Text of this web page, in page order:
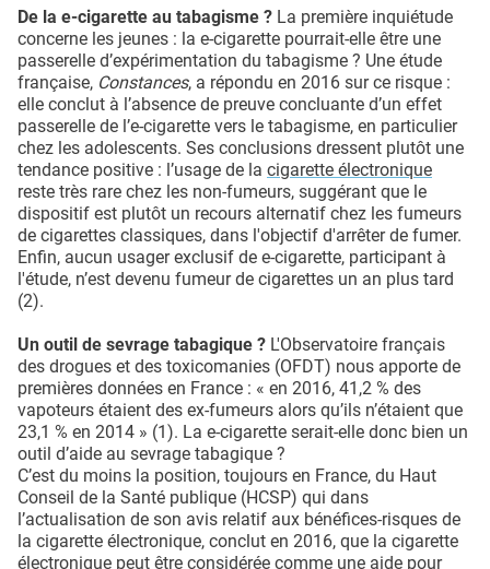
De la e-cigarette au tabagisme ? La première inquiétude
concerne les jeunes : la e-cigarette pourrait-elle être une
passerelle d’expérimentation du tabagisme ? Une étude
française, Constances, a répondu en 2016 sur ce risque :
elle conclut à l’absence de preuve concluante d’un effet
passerelle de l’e-cigarette vers le tabagisme, en particulier
chez les adolescents. Ses conclusions dressent plutôt une
tendance positive : l’usage de la cigarette électronique
reste très rare chez les non-fumeurs, suggérant que le
dispositif est plutôt un recours alternatif chez les fumeurs
de cigarettes classiques, dans l'objectif d'arrêter de fumer.
Enfin, aucun usager exclusif de e-cigarette, participant à
l'étude, n’est devenu fumeur de cigarettes un an plus tard
(2).
Un outil de sevrage tabagique ? L'Observatoire français
des drogues et des toxicomanies (OFDT) nous apporte de
premières données en France : « en 2016, 41,2 % des
vapoteurs étaient des ex-fumeurs alors qu’ils n’étaient que
23,1 % en 2014 » (1). La e-cigarette serait-elle donc bien un
outil d’aide au sevrage tabagique ?
C’est du moins la position, toujours en France, du Haut
Conseil de la Santé publique (HCSP) qui dans
l’actualisation de son avis relatif aux bénéfices-risques de
la cigarette électronique, conclut en 2016, que la cigarette
électronique peut être considérée comme une aide pour